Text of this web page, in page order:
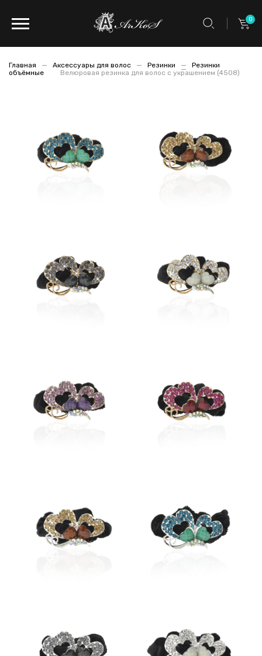
0
Главная Аксессуары для волос Резинки
Резинки
объёмные
Велюровая резинка для волос с украшением (4508)